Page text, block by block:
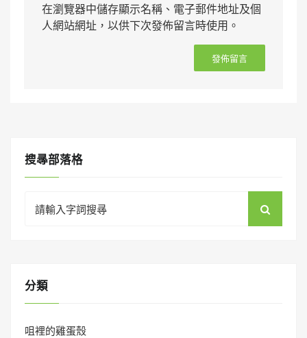
在瀏覽器中儲存顯示名稱、電子郵件地址及個
人網站網址，以供下次發佈留言時使用。
搜㝷部落格
for:
分類
咀裡的雞蛋殼